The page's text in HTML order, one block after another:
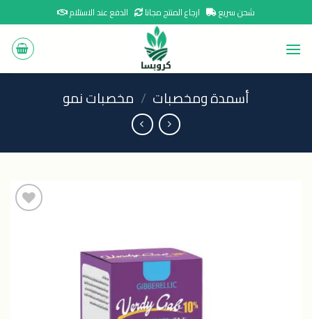
to
content
شحن سريع ارجاع المنتج مجانا الدفع عند الاستلام
أسمدة ومخصبات / مخصبات نمو